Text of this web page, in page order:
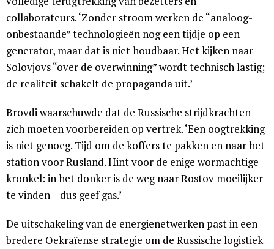
collaborateurs. ‘Zonder stroom werken de “analoog-
onbestaande” technologieën nog een tijdje op een
generator, maar dat is niet houdbaar. Het kijken naar
Solovjovs “over de overwinning” wordt technisch lastig;
de realiteit schakelt de propaganda uit.’
Brovdi waarschuwde dat de Russische strijdkrachten
zich moeten voorbereiden op vertrek. ‘Een oogtrekking
is niet genoeg. Tijd om de koffers te pakken en naar het
station voor Rusland. Hint voor de enige wormachtige
kronkel: in het donker is de weg naar Rostov moeilijker
te vinden – dus geef gas.’
De uitschakeling van de energienetwerken past in een
bredere Oekraïense strategie om de Russische logistiek